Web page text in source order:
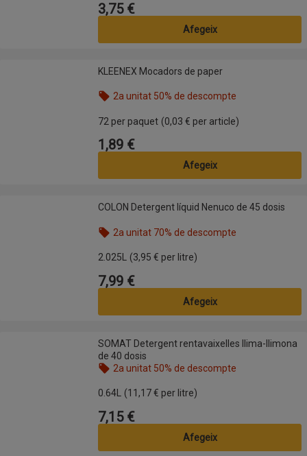
Preu
3,75 €
Afegeix
KLEENEX Mocadors de paperKLEENEX Mocadors de paper
2a unitat 50% de descompte
72 per paquet (0,03 € per article)
Preu
1,89 €
Afegeix
COLON Detergent líquid Nenuco de 45 dosisCOLON Detergent líquid Nenuco de 45 dosis
2a unitat 70% de descompte
2.025L
(3,95 € per litre)
Preu
7,99 €
Afegeix
SOMAT Detergent rentavaixelles llima-llimona de 40 dosis
SOMAT Detergent rentavaixelles llima-llimona
de 40 dosis
2a unitat 50% de descompte
0.64L
(11,17 € per litre)
Preu
7,15 €
Afegeix